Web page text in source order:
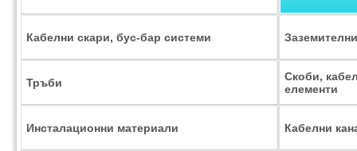
Кабелни скари, бус-бар системи
Тръби
Скоби,
елементи
Инсталационни материали Кабелни